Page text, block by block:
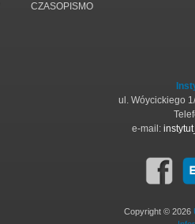
CZASOPISMO
ul. Wóycickiego
e-mail:
Copyright © 2026